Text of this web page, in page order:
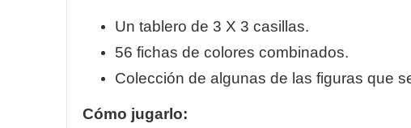
Un tablero de 3 X 3 casillas.
56 fichas de colores combinados.
Colección de algunas de las figuras que
Cómo jugarlo: